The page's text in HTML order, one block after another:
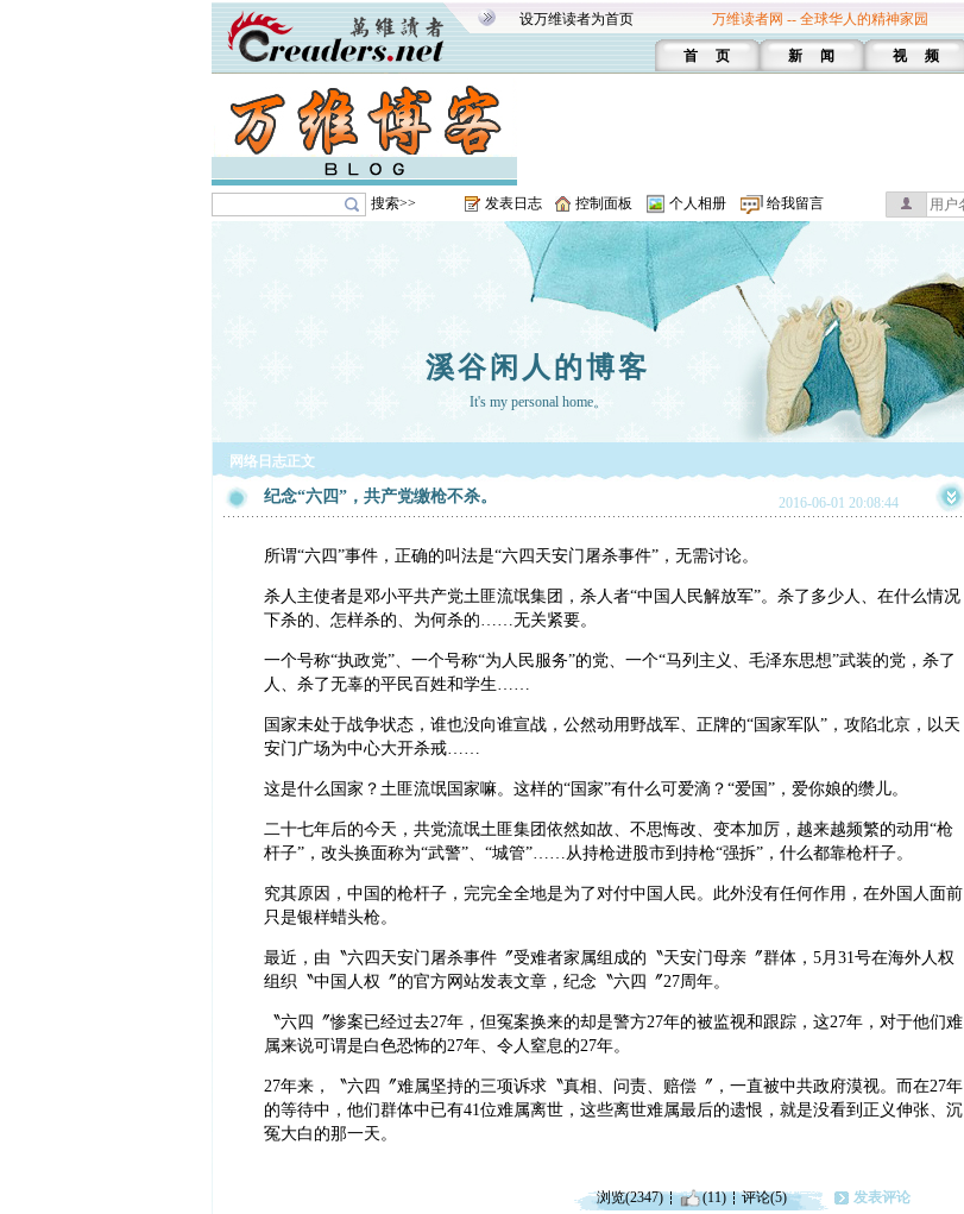
设万维读者为首页 万维读者网 -- 全球华人的精神家园
首 页 新 闻 视 频
搜索>> 发表日志 控制面板 个人相册 给我留言
溪谷闲人的博客
It's my personal home。
网络日志正文
纪念“六四”，共产党缴枪不杀。 2016-06-01 20:08:44
所谓“六四”事件，正确的叫法是“六四天安门屠杀事件”，无需讨论。
杀人主使者是邓小平共产党土匪流氓集团，杀人者“中国人民解放军”。杀了多少人、在什么情况
下杀的、怎样杀的、为何杀的……无关紧要。
一个号称“执政党”、一个号称“为人民服务”的党、一个“马列主义、毛泽东思想”武装的党，杀了
人、杀了无辜的平民百姓和学生……
国家未处于战争状态，谁也没向谁宣战，公然动用野战军、正牌的“国家军队”，攻陷北京，以天
安门广场为中心大开杀戒……
这是什么国家？土匪流氓国家嘛。这样的“国家”有什么可爱滴？“爱国”，爱你娘的缵儿。
二十七年后的今天，共党流氓土匪集团依然如故、不思悔改、变本加厉，越来越频繁的动用“枪
杆子”，改头换面称为“武警”、“城管”……从持枪进股市到持枪“强拆”，什么都靠枪杆子。
究其原因，中国的枪杆子，完完全全地是为了对付中国人民。此外没有任何作用，在外国人面前
只是银样蜡头枪。
最近，由〝六四天安门屠杀事件〞受难者家属组成的〝天安门母亲〞群体，5月31号在海外人权
组织〝中国人权〞的官方网站发表文章，纪念〝六四〞27周年。
〝六四〞惨案已经过去27年，但冤案换来的却是警方27年的被监视和跟踪，这27年，对于他们难
属来说可谓是白色恐怖的27年、令人窒息的27年。
27年来，〝六四〞难属坚持的三项诉求〝真相、问责、赔偿〞，一直被中共政府漠视。而在27年
的等待中，他们群体中已有41位难属离世，这些离世难属最后的遗恨，就是没看到正义伸张、沉
冤大白的那一天。
浏览(2347) (11) 评论(5) 发表评论